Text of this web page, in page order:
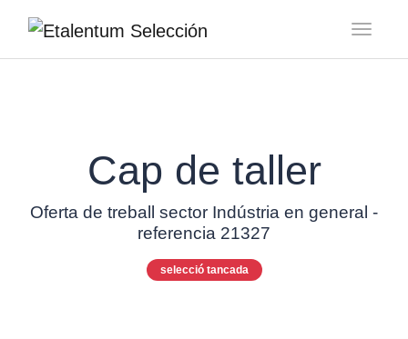
Cap de taller
Oferta de treball sector Indústria en general -
referencia 21327
selecció tancada